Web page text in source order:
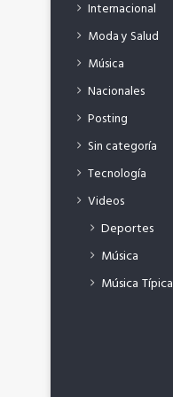
Internacional
Moda y Salud
Música
Nacionales
Posting
Sin categoría
Tecnología
Videos
Deportes
Música
Música Típica